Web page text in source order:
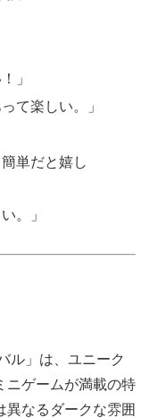
」
て楽しい。」
単だと嬉し
。」
ル」は、ユニーク
ニゲームが満載の特
異なるダークな雰囲